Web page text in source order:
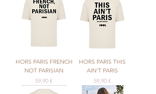
HORS PARIS FRENCH
NOT PARISIAN
Precio
59,90 €
HORS PARIS THIS
AIN'T PARIS
Precio
59,90 €